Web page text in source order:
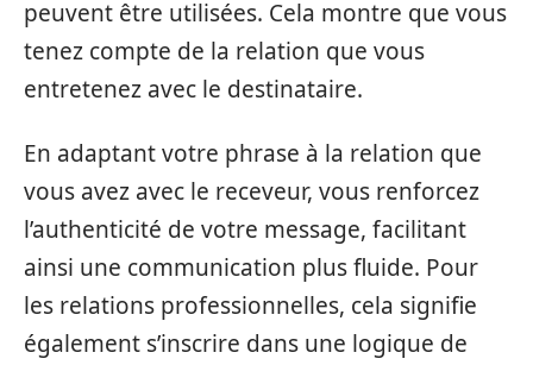
peuvent être utilisées. Cela montre que vous
tenez compte de la relation que vous
entretenez avec le destinataire.
En adaptant votre phrase à la relation que
vous avez avec le receveur, vous renforcez
l’authenticité de votre message, facilitant
ainsi une communication plus fluide. Pour
les relations professionnelles, cela signifie
également s’inscrire dans une logique de